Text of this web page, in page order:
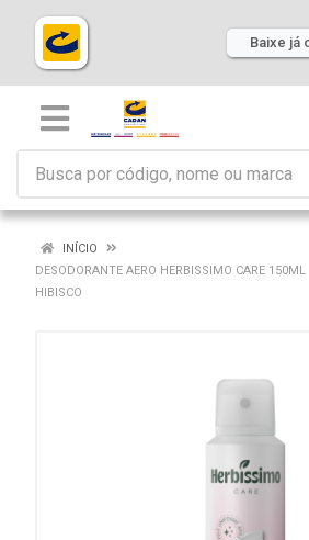
Baixe já
INÍCIO
DESODORANTE AERO HERBISSIMO CARE 150ML
HIBISCO